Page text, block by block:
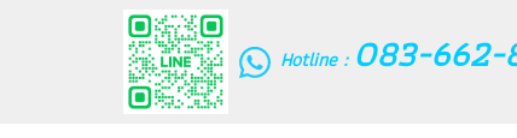
Hotline : 083-662-